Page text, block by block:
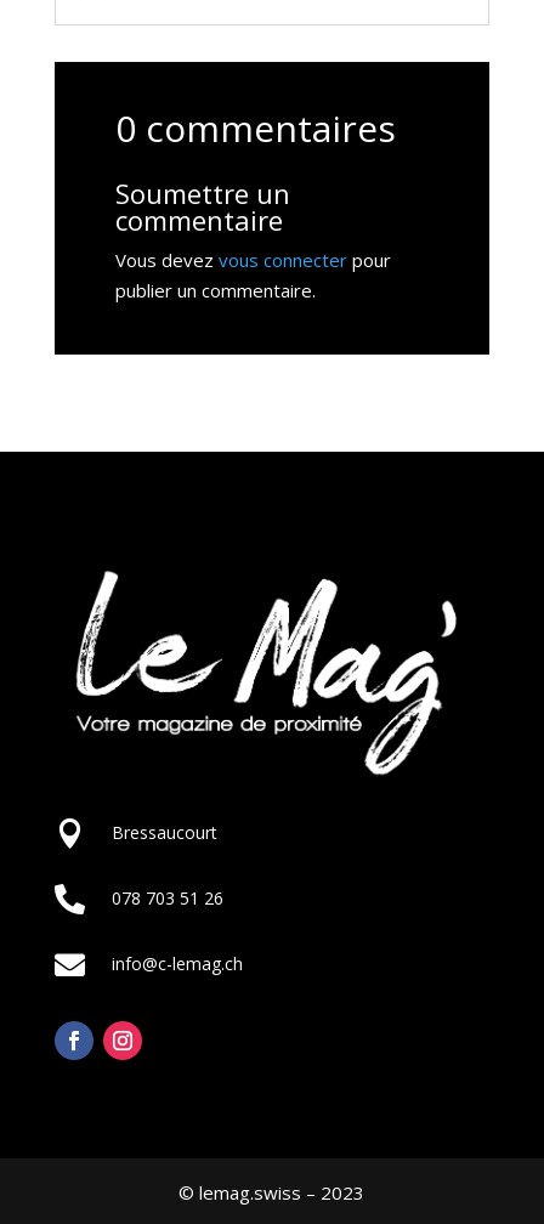
0 commentaires
Soumettre un
commentaire
Vous devez vous connecterpour
publier un commentaire.
 Bressaucourt
 078 703 51 26
 info@c-lemag.ch
© lemag.swiss – 2023